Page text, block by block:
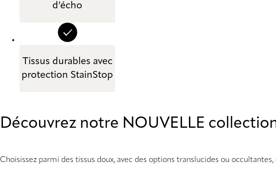
d’écho
Tissus durables avec
protection StainStop
Découvrez notre NOUVELLE
Choisissez parmi des tissus doux, avec des options translucides ou